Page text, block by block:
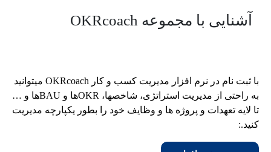
آشنایی با مجموعه OKRcoach
با ثبت نام در نرم افزار مدیریت کسب و کار OKRcoach میتوانید
به راحتی از مدیریت استراتژی، شاخصها، OKRها و BAUها و …
تا لایه تعهدات و پروژه ها و وظایف خود را بطور یکپارچه مدیریت
کنید.: